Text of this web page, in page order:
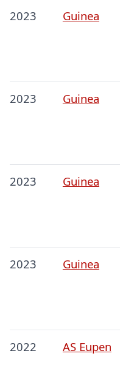
2023 Guinea
2023 Guinea
2023 Guinea
2023 Guinea
2022 AS Eupen